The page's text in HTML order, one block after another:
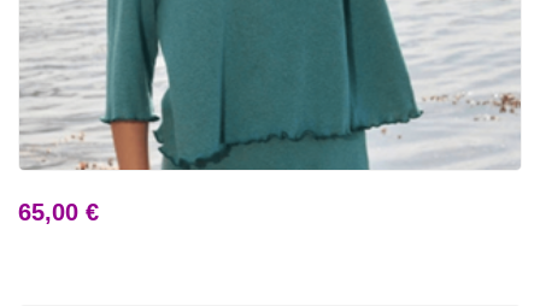
65,00 €